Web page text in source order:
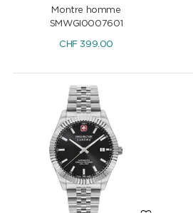
Montre homme
SMWGI0007601
CHF399.00